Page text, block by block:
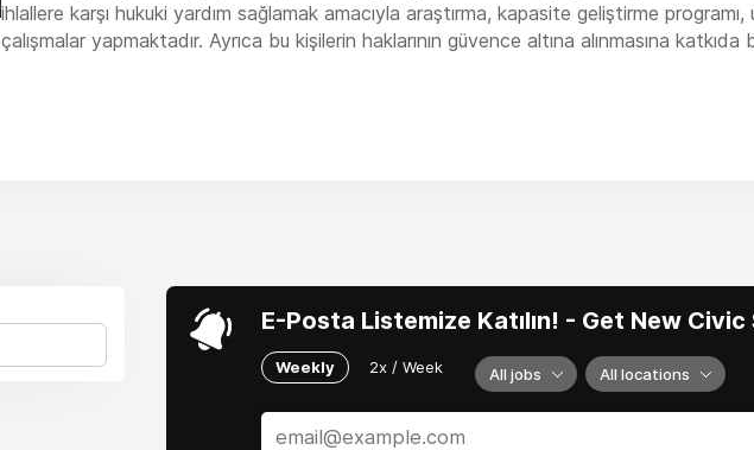
ihlallere karşı hukuki yardım sağlamak amacıyla araştırma, kapasite geliştirme programı,
çalışmalar yapmaktadır. Ayrıca bu kişilerin haklarının güvence altına alınmasına katkıda
E-Posta Listemize Katılın! - Get New
Weekly 2x / Week All jobs All locations